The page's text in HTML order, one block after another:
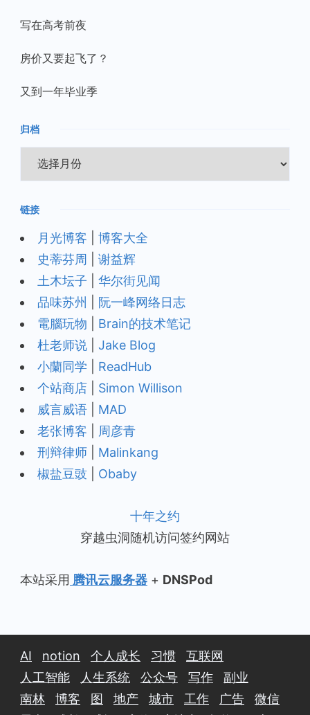
写在高考前夜
房价又要起飞了？
又到一年毕业季
归档
档
链接
月光博客
博客大全
史蒂芬周
谢益辉
土木坛子
华尔街见闻
品味苏州
阮一峰网络日志
電腦玩物
Brain的技术笔记
杜老师说
Jake Blog
小蘭同学
ReadHub
个站商店
Simon Willison
威言威语
MAD
老张博客
周彦青
刑辩律师
Malinkang
椒盐豆豉
Obaby
十年之约
穿越虫洞随机访问签约网站
本站采用 腾讯云服务器 + DNSPod
AI notion 个人成长 习惯
互联网
人工智能
人生系统 公众号 写作
副业
南林
博客 图 地产 城市 工作 广告
微信